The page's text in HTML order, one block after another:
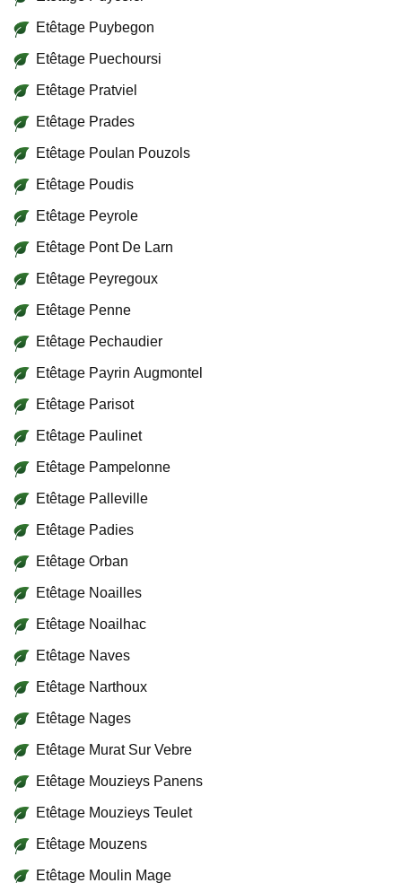
Etêtage Puybegon
Etêtage Puechoursi
Etêtage Pratviel
Etêtage Prades
Etêtage Poulan Pouzols
Etêtage Poudis
Etêtage Peyrole
Etêtage Pont De Larn
Etêtage Peyregoux
Etêtage Penne
Etêtage Pechaudier
Etêtage Payrin Augmontel
Etêtage Parisot
Etêtage Paulinet
Etêtage Pampelonne
Etêtage Palleville
Etêtage Padies
Etêtage Orban
Etêtage Noailles
Etêtage Noailhac
Etêtage Naves
Etêtage Narthoux
Etêtage Nages
Etêtage Murat Sur Vebre
Etêtage Mouzieys Panens
Etêtage Mouzieys Teulet
Etêtage Mouzens
Etêtage Moulin Mage